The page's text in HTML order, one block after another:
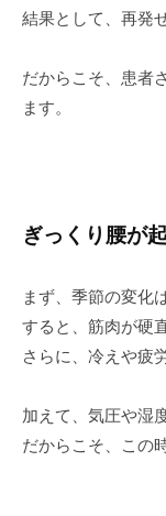
結果として、再発
だからこそ、患者
ます。
ぎっくり腰が
まず、季節の変化
すると、筋肉が硬
さらに、冷えや疲
加えて、気圧や湿
だからこそ、この